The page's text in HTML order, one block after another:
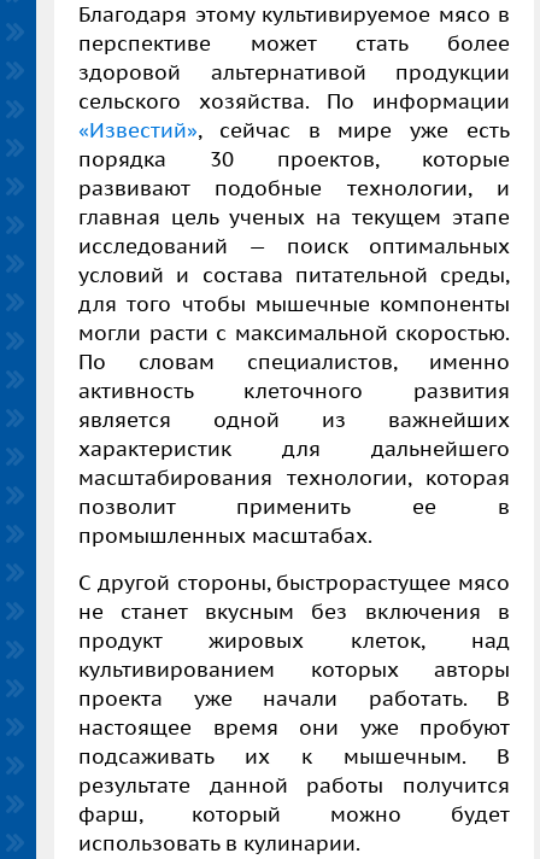
Благодаря этому культивируемое мясо в
перспективе может стать более
здоровой альтернативой продукции
сельского хозяйства. По информации
«Известий», сейчас в мире уже есть
порядка 30 проектов, которые
развивают подобные технологии, и
главная цель ученых на текущем этапе
исследований — поиск оптимальных
условий и состава питательной среды,
для того чтобы мышечные компоненты
могли расти с максимальной скоростью.
По словам специалистов, именно
активность клеточного развития
является одной из важнейших
характеристик для дальнейшего
масштабирования технологии, которая
позволит применить ее в
промышленных масштабах.
С другой стороны, быстрорастущее мясо
не станет вкусным без включения в
продукт жировых клеток, над
культивированием которых авторы
проекта уже начали работать. В
настоящее время они уже пробуют
подсаживать их к мышечным. В
результате данной работы получится
фарш, который можно будет
использовать в кулинарии.